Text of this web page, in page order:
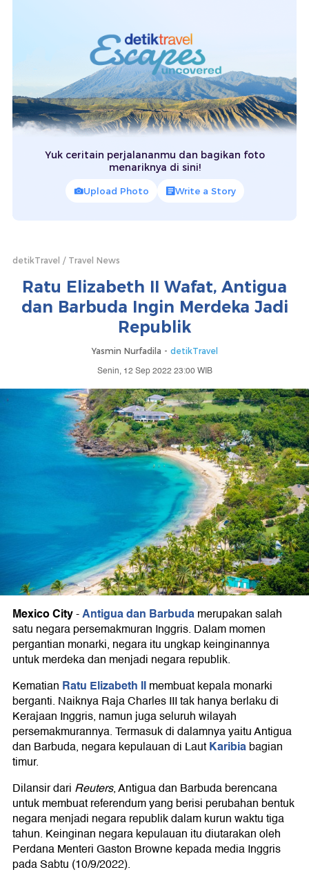
Yuk ceritain perjalananmu dan bagikan foto
menariknya di sini!
Upload Photo Write a Story
detikTravel Travel News
Ratu Elizabeth II Wafat, Antigua
dan Barbuda Ingin Merdeka Jadi
Republik
Yasmin Nurfadila - detikTravel
Senin, 12 Sep 2022 23:00 WIB
Mexico City-Antigua dan Barbudamerupakan salah
satu negara persemakmuran Inggris. Dalam momen
pergantian monarki, negara itu ungkap keinginannya
untuk merdeka dan menjadi negara republik.
Kematian Ratu Elizabeth IImembuat kepala monarki
berganti. Naiknya Raja Charles III tak hanya berlaku di
Kerajaan Inggris, namun juga seluruh wilayah
persemakmurannya. Termasuk di dalamnya yaitu Antigua
dan Barbuda, negara kepulauan di LautKaribiabagian
timur.
Dilansir dari Reuters, Antigua dan Barbuda berencana
untuk membuat referendum yang berisi perubahan bentuk
negara menjadi negara republik dalam kurun waktu tiga
tahun. Keinginan negara kepulauan itu diutarakan oleh
Perdana Menteri Gaston Browne kepada media Inggris
pada Sabtu (10/9/2022).